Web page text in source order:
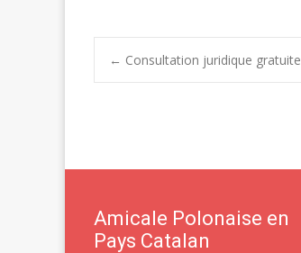
Post
← Consultation juridique gratuite
Amicale Polonaise en
Pays Catalan